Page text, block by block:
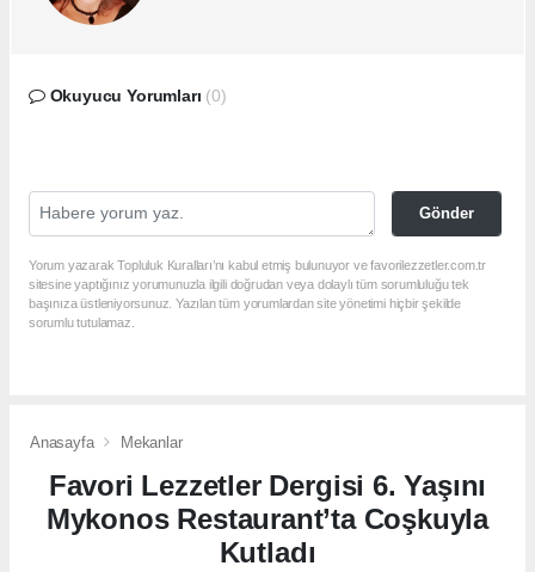
Okuyucu Yorumları (0)
Gönder
Yorum yazarak Topluluk Kuralları’nı kabul etmiş bulunuyor ve favorilezzetler.com.tr
sitesine yaptığınız yorumunuzla ilgili doğrudan veya dolaylı tüm sorumluluğu tek
başınıza üstleniyorsunuz. Yazılan tüm yorumlardan site yönetimi hiçbir şekilde
sorumlu tutulamaz.
Anasayfa Mekanlar
Favori Lezzetler Dergisi 6. Yaşını
Mykonos Restaurant’ta Coşkuyla
Kutladı